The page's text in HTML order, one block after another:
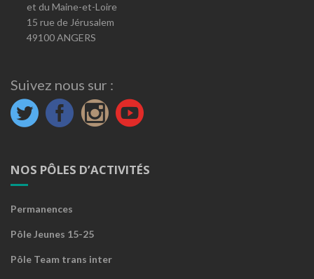
et du Maine-et-Loire
15 rue de Jérusalem
49100 ANGERS
Suivez nous sur :
NOS PÔLES D’ACTIVITÉS
Permanences
Pôle Jeunes 15-25
Pôle Team trans inter